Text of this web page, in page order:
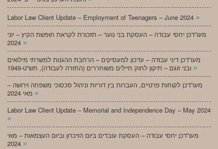
Labor Law Client Update – Employment of Teenagers – June 2024 »
מעו”דכן יחסי עבודה – העסקת בני נוער – תזכורת לקראת חופשת הקיץ – יוני
»
מעו”דכן דיני עבודה – עדכון למעסיקים – הרחבת ההגנות למשרתי מילואים
»
מעו”דכן לקוחות פרטיים, העברות בין דוריות וניהול סכסוכי משפחה וירושה –
»
Labor Law Client Update – Memorial and Independence Day – May 2024
»
מעו”דכן יחסי עבודה – העסקת עובדים ביום הזיכרון וביום העצמאות – מאי
»